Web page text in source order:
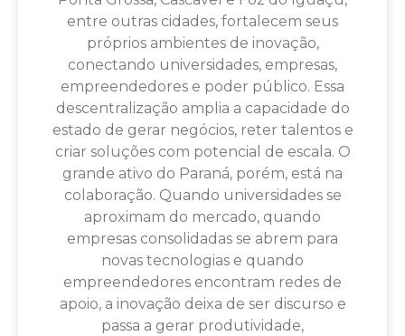
entre outras cidades, fortalecem seus
próprios ambientes de inovação,
conectando universidades, empresas,
empreendedores e poder público. Essa
descentralização amplia a capacidade do
estado de gerar negócios, reter talentos e
criar soluções com potencial de escala. O
grande ativo do Paraná, porém, está na
colaboração. Quando universidades se
aproximam do mercado, quando
empresas consolidadas se abrem para
novas tecnologias e quando
empreendedores encontram redes de
apoio, a inovação deixa de ser discurso e
passa a gerar produtividade,